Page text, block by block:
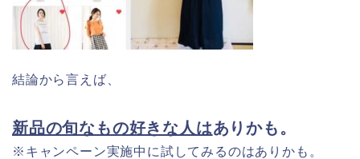
結論から言えば、
新品の旬なもの好きな人はありかも。
※キャンペーン実施中に試してみるのはありかも。